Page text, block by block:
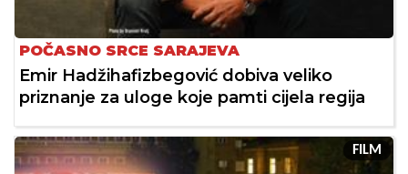
POČASNO SRCE SARAJEVA
Emir Hadžihafizbegović dobiva veliko
priznanje za uloge koje pamti cijela regija
FILM